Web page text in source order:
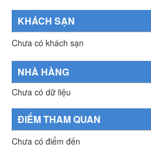
KHÁCH SẠN
Chưa có khách sạn
NHÀ HÀNG
Chưa có dữ liệu
ĐIỂM THAM QUAN
Chưa có điểm đến